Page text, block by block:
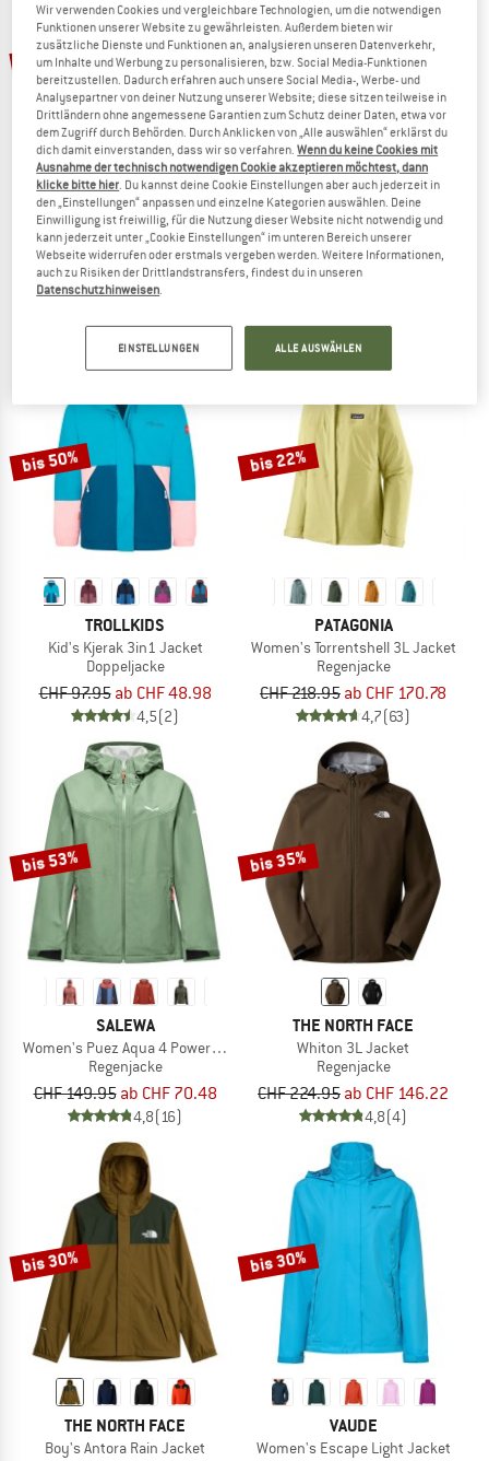
ZUM SOMMER SALE
60%
SCHÖFFEL
Women's Jacket Cascata
Regenjacke
CHF 294.95CHF 117.98
35%
STOIC
KalmarSt. 3L Rain Jacket II
Regenjacke
bis 50%
TROLLKIDS
Kid's Kjerak 3in1 Jacket
Doppeljacke
CHF 97.95 ab CHF 48.98
4,5(2)
bis 22%
PATAGONIA
Women's Torrentshell 3L Jacket
Regenjacke
CHF 218.95 ab CHF 170.78
4,7(63)
bis 53%
SALEWA
Women's Puez Aqua 4 PowerTex 2.5L Jacket
Regenjacke
CHF 149.95 ab CHF 70.48
4,8(16)
bis 35%
THE NORTH FACE
Whiton 3L Jacket
Regenjacke
CHF 224.95 ab CHF 146.22
4,8(4)
bis 30%
THE NORTH FACE
Boy's Antora Rain Jacket
bis 30%
VAUDE
Women's Escape Light Jacket
Wir verwenden Cookies und vergleichbare Technologien, um die notwendigen
Funktionen unserer Website zu gewährleisten. Außerdem bieten wir
zusätzliche Dienste und Funktionen an, analysieren unseren Datenverkehr,
um Inhalte und Werbung zu personalisieren, bzw. Social Media-Funktionen
bereitzustellen. Dadurch erfahren auch unsere Social Media-, Werbe- und
Analysepartner von deiner Nutzung unserer Website; diese sitzen teilweise in
Drittländern ohne angemessene Garantien zum Schutz deiner Daten, etwa vor
dem Zugriff durch Behörden. Durch Anklicken von „Alle auswählen“ erklärst du
dich damit einverstanden, dass wir so verfahren.Wenn du keine Cookies mit
Ausnahme der technisch notwendigen Cookie akzeptieren möchtest, dann
klicke bitte hier . Du kannst deine Cookie Einstellungen aber auch jederzeit in
den „Einstellungen“ anpassen und einzelne Kategorien auswählen. Deine
Einwilligung ist freiwillig, für die Nutzung dieser Website nicht notwendig und
kann jederzeit unter „Cookie Einstellungen“ im unteren Bereich unserer
Webseite widerrufen oder erstmals vergeben werden. Weitere Informationen,
auch zu Risiken der Drittlandstransfers, findest du in unseren
Datenschutzhinweisen
EINSTELLUNGEN ALLE AUSWÄHLEN